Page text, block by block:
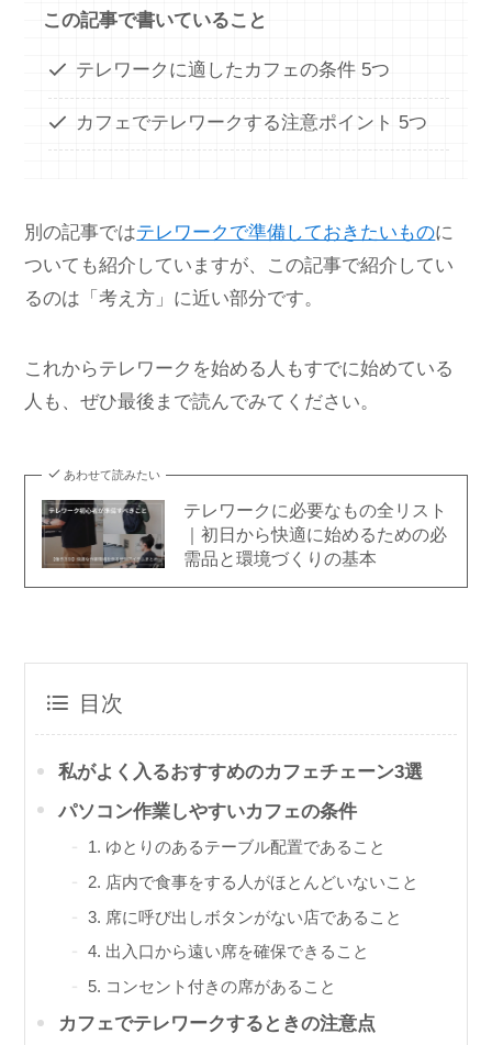
この記事で書いていること
テレワークに適したカフェの条件 5つ
カフェでテレワークする注意ポイント 5つ
別の記事ではテレワークで準備しておきたいものに
ついても紹介していますが、この記事で紹介してい
るのは「考え方」に近い部分です。
これからテレワークを始める人もすでに始めている
人も、ぜひ最後まで読んでみてください。
あわせて読みたい
テレワークに必要なもの全リスト
｜初日から快適に始めるための必
需品と環境づくりの基本
目次
私がよく入るおすすめのカフェチェーン3選
パソコン作業しやすいカフェの条件
1. ゆとりのあるテーブル配置であること
2. 店内で食事をする人がほとんどいないこと
3. 席に呼び出しボタンがない店であること
4. 出入口から遠い席を確保できること
5. コンセント付きの席があること
カフェでテレワークするときの注意点